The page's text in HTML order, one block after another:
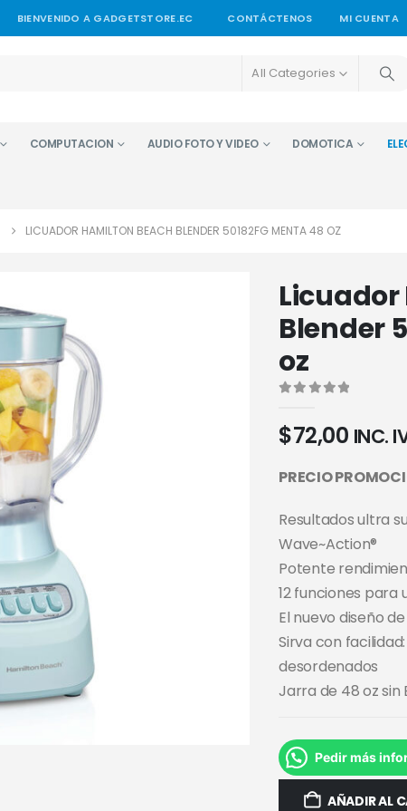
BIENVENIDO A GADGETSTORE.EC CONTÁCTENOS MI CUENTA
All Categories
COMPUTACION AUDIO FOTO Y VIDEO DOMOTICA
LICUADOR HAMILTON BEACH BLENDER 50182FG MENTA 48 OZ
Blender
oz
$72,00 INC.
PRECIO
Resultados ultra
Wave~Action®
Potente
12 funciones para
El nuevo diseño
Sirva con
desordenados
Jarra de 48 oz sin
Pedir más
AÑADIR AL